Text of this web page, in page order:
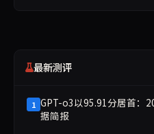
最新测评
1 GPT-o3以95.91分居首：
据简报